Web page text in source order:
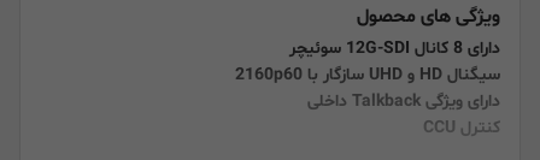
ویژگی های محصول
دارای 8 کانال 12G-SDI سوئیچر
سیگنال HD و UHD سازگار با 2160p60
دارای ویژگی Talkback داخلی
کنترل CCU